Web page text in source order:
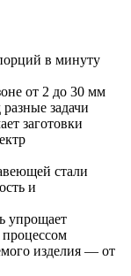
в минуту
от 2 до 30 мм
задачи
заготовки
стали
и
упрощает
процессом
изделия — от